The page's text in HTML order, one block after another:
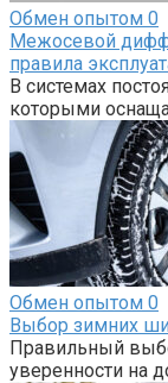
Обмен опытом 0
Межосевой
правила
В системах
которыми
Обмен опытом 0
Выбор зимних
Правильный
уверенности на